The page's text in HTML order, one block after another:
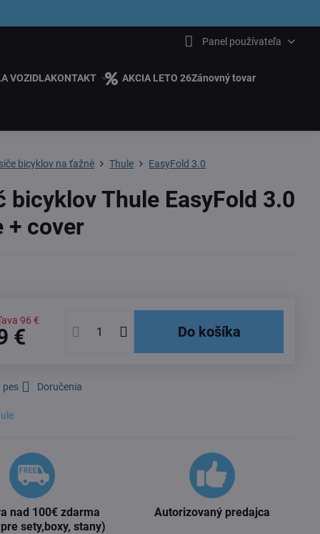
Panel používateľa
VOZIDLAKONTAKT AKCIA LETO 26Zánovný tovar
bicyklov na ťažné Thule EasyFold 3.0
bicyklov Thule EasyFold 3.0
+ cover
96 €
€ Do košíka
pes Doručenia
nad 100€ zdarma
sety,boxy, stany)
Autorizovaný predajca